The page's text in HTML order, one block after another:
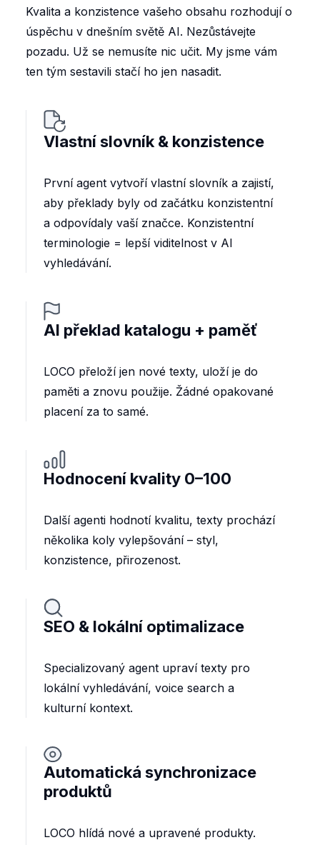
Kvalita a konzistence vašeho obsahu rozhodují o
úspěchu v dnešním světě AI. Nezůstávejte
pozadu. Už se nemusíte nic učit. My jsme vám
ten tým sestavili stačí ho jen nasadit.
Vlastní slovník & konzistence
První agent vytvoří vlastní slovník a zajistí,
aby překlady byly od začátku konzistentní
a odpovídaly vaší značce. Konzistentní
terminologie = lepší viditelnost v AI
vyhledávání.
AI překlad katalogu + paměť
LOCO přeloží jen nové texty, uloží je do
paměti a znovu použije. Žádné opakované
placení za to samé.
Hodnocení kvality 0–100
Další agenti hodnotí kvalitu, texty prochází
několika koly vylepšování – styl,
konzistence, přirozenost.
SEO & lokální optimalizace
Specializovaný agent upraví texty pro
lokální vyhledávání, voice search a
kulturní kontext.
Automatická synchronizace
produktů
LOCO hlídá nové a upravené produkty.